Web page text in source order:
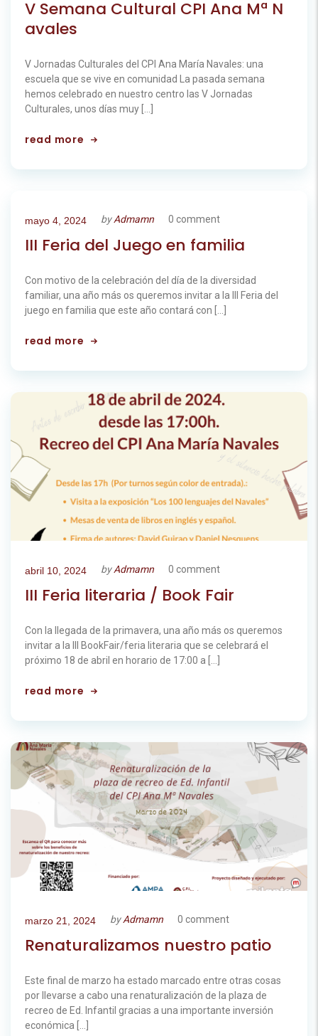
V Semana Cultural CPI Ana Mª N
avales
V Jornadas Culturales del CPI Ana María Navales: una
escuela que se vive en comunidad La pasada semana
hemos celebrado en nuestro centro las V Jornadas
Culturales, unos días muy […]
read more
mayo 4, 2024 byAdmamn 0 comment
III Feria del Juego en familia
Con motivo de la celebración del día de la diversidad
familiar, una año más os queremos invitar a la III Feria del
juego en familia que este año contará con […]
read more
abril 10, 2024 byAdmamn 0 comment
III Feria literaria / Book Fair
Con la llegada de la primavera, una año más os queremos
invitar a la III BookFair/feria literaria que se celebrará el
próximo 18 de abril en horario de 17:00 a […]
read more
marzo 21, 2024 byAdmamn 0 comment
Renaturalizamos nuestro patio
Este final de marzo ha estado marcado entre otras cosas
por llevarse a cabo una renaturalización de la plaza de
recreo de Ed. Infantil gracias a una importante inversión
económica […]